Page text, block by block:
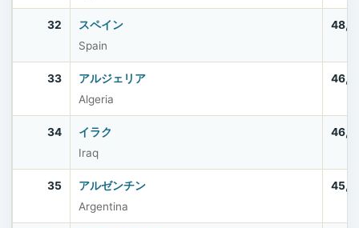
32
スペイン
Spain
33
アルジェリア
Algeria
34
イラク
Iraq
35
アルゼンチン
Argentina